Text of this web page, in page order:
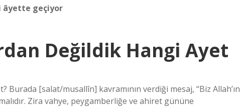
âyette geçiyor
Değildik Hangi Ayet
Burada [salat/musallîn] kavramının verdiği mesaj, “Biz Allah’ın
Zira vahye, peygamberliğe ve ahiret gününe